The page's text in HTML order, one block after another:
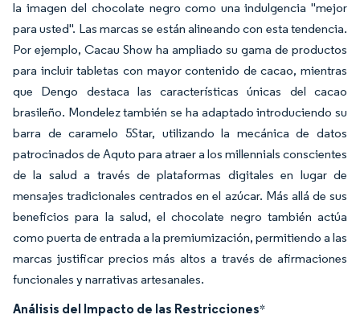
la imagen del chocolate negro como una indulgencia "mejor
para usted". Las marcas se están alineando con esta tendencia.
Por ejemplo, Cacau Show ha ampliado su gama de productos
para incluir tabletas con mayor contenido de cacao, mientras
que Dengo destaca las características únicas del cacao
brasileño. Mondelez también se ha adaptado introduciendo su
barra de caramelo 5Star, utilizando la mecánica de datos
patrocinados de Aquto para atraer a los millennials conscientes
de la salud a través de plataformas digitales en lugar de
mensajes tradicionales centrados en el azúcar. Más allá de sus
beneficios para la salud, el chocolate negro también actúa
como puerta de entrada a la premiumización, permitiendo a las
marcas justificar precios más altos a través de afirmaciones
funcionales y narrativas artesanales.
Análisis del Impacto de las Restricciones*